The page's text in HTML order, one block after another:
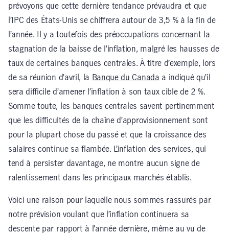
prévoyons que cette dernière tendance prévaudra et que
l’IPC des États-Unis se chiffrera autour de 3,5 % à la fin de
l’année. Il y a toutefois des préoccupations concernant la
stagnation de la baisse de l’inflation, malgré les hausses de
taux de certaines banques centrales. À titre d’exemple, lors
de sa réunion d’avril, la Banque du Canada a indiqué qu’il
sera difficile d’amener l’inflation à son taux cible de 2 %.
Somme toute, les banques centrales savent pertinemment
que les difficultés de la chaîne d’approvisionnement sont
pour la plupart chose du passé et que la croissance des
salaires continue sa flambée. L’inflation des services, qui
tend à persister davantage, ne montre aucun signe de
ralentissement dans les principaux marchés établis.
Voici une raison pour laquelle nous sommes rassurés par
notre prévision voulant que l’inflation continuera sa
descente par rapport à l’année dernière, même au vu de